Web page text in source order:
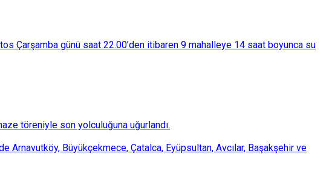
Çarşamba günü saat 22.00’den itibaren 9 mahalleye 14 saat boyunca su
töreniyle son yolculuğuna uğurlandı.
Büyükçekmece, Çatalca, Eyüpsultan, Avcılar, Başakşehir ve